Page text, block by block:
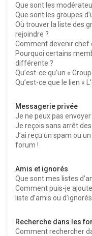
Que sont les
Que sont les groupes
Où trouver la liste des
rejoindre ?
Comment devenir chef
Pourquoi certains
différente ?
Qu’est-ce qu’un «
Qu’est-ce que le lien «
Messagerie privée
Je ne peux pas
Je reçois sans arrêt
J’ai reçu un spam ou
forum !
Amis et ignorés
Que sont mes listes
Comment puis-je
liste d’amis ou
Recherche dans les
Comment rechercher